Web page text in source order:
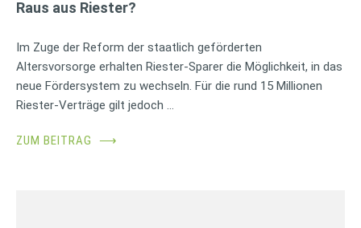
Raus aus Riester?
Im Zuge der Reform der staatlich geförderten
Altersvorsorge erhalten Riester-Sparer die Möglichkeit, in das
neue Fördersystem zu wechseln. Für die rund 15 Millionen
Riester-Verträge gilt jedoch …
ZUM BEITRAG ⟶